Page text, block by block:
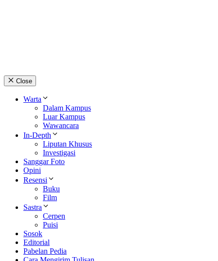
Close
Warta
Dalam Kampus
Luar Kampus
Wawancara
In-Depth
Liputan Khusus
Investigasi
Sanggar Foto
Opini
Resensi
Buku
Film
Sastra
Cerpen
Puisi
Sosok
Editorial
Pabelan Pedia